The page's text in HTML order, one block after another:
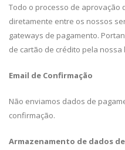
Todo o processo de aprovação
diretamente entre os nossos
gateways de pagamento.
de cartão de crédito pela nossa
Email de Confirmação
Não enviamos dados de
confirmação.
Armazenamento de dados